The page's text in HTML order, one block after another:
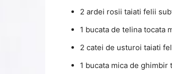
2 ardei rosii taiati felii
1 bucata de telina tocata
2 catei de usturoi taiati
1 bucata mica de